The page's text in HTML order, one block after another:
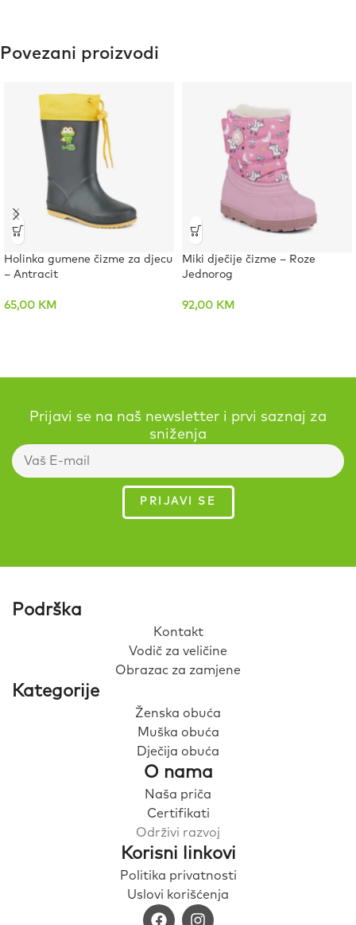
Povezani proizvodi
Holinka gumene čizme za djecu
– Antracit
65,00 KM
Miki dječije čizme – Roze
Jednorog
92,00 KM
Prijavi se na naš newsletter i prvi saznaj za
sniženja
Podrška
Kontakt
Vodič za veličine
Obrazac za zamjene
Kategorije
Ženska obuća
Muška obuća
Dječija obuća
O nama
Naša priča
Certifikati
Održivi razvoj
Korisni linkovi
Politika privatnosti
Uslovi korišćenja